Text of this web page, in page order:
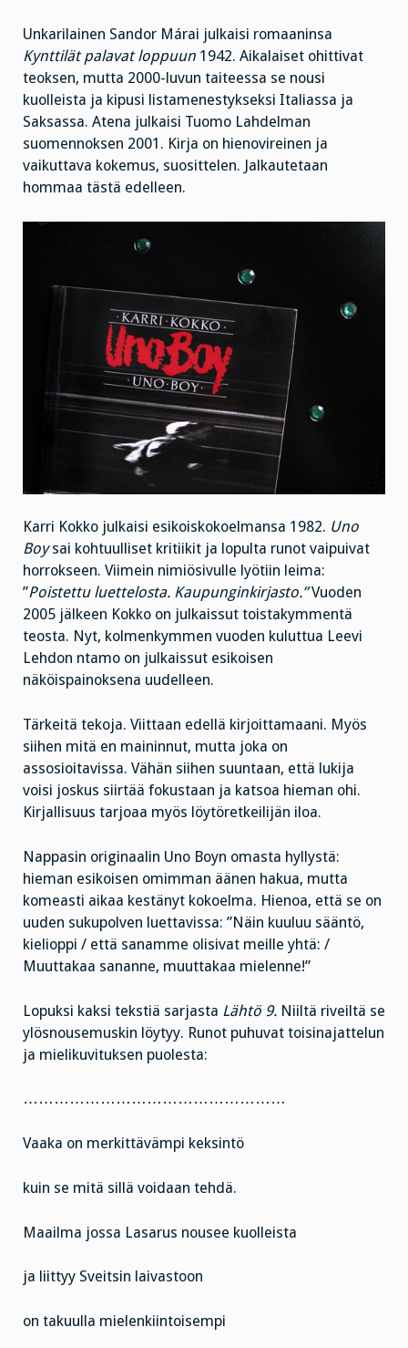
Unkarilainen Sandor Márai julkaisi romaaninsa
Kynttilät palavat loppuun 1942. Aikalaiset ohittivat
teoksen, mutta 2000-luvun taiteessa se nousi
kuolleista ja kipusi listamenestykseksi Italiassa ja
Saksassa. Atena julkaisi Tuomo Lahdelman
suomennoksen 2001. Kirja on hienovireinen ja
vaikuttava kokemus, suosittelen. Jalkautetaan
hommaa tästä edelleen.
Karri Kokko julkaisi esikoiskokoelmansa 1982. Uno
Boysai kohtuulliset kritiikit ja lopulta runot vaipuivat
horrokseen. Viimein nimiösivulle lyötiin leima:
”Poistettu luettelosta. Kaupunginkirjasto.”Vuoden
2005 jälkeen Kokko on julkaissut toistakymmentä
teosta. Nyt, kolmenkymmen vuoden kuluttua Leevi
Lehdon ntamo on julkaissut esikoisen
näköispainoksena uudelleen.
Tärkeitä tekoja. Viittaan edellä kirjoittamaani. Myös
siihen mitä en maininnut, mutta joka on
assosioitavissa. Vähän siihen suuntaan, että lukija
voisi joskus siirtää fokustaan ja katsoa hieman ohi.
Kirjallisuus tarjoaa myös löytöretkeilijän iloa.
Nappasin originaalin Uno Boyn omasta hyllystä:
hieman esikoisen omimman äänen hakua, mutta
komeasti aikaa kestänyt kokoelma. Hienoa, että se on
uuden sukupolven luettavissa: ”Näin kuuluu sääntö,
kielioppi / että sanamme olisivat meille yhtä: /
Muuttakaa sananne, muuttakaa mielenne!”
Lopuksi kaksi tekstiä sarjasta Lähtö 9. Niiltä riveiltä se
ylösnousemuskin löytyy. Runot puhuvat toisinajattelun
ja mielikuvituksen puolesta:
……………………………………………
Vaaka on merkittävämpi keksintö
kuin se mitä sillä voidaan tehdä.
Maailma jossa Lasarus nousee kuolleista
ja liittyy Sveitsin laivastoon
on takuulla mielenkiintoisempi